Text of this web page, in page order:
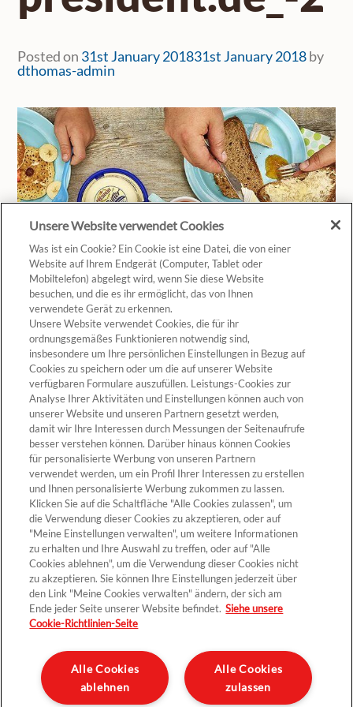
Posted on 31st January 201831st January 2018by
dthomas-admin
Cookie-Einstellungen
Kontakt >
Datenschutz
Impressum und rechtliche Hinweise
Sitemap
Unsere Website verwendet Cookies
Was ist ein Cookie? Ein Cookie ist eine Datei, die von einer
Website auf Ihrem Endgerät (Computer, Tablet oder
Mobiltelefon) abgelegt wird, wenn Sie diese Website
besuchen, und die es ihr ermöglicht, das von Ihnen
verwendete Gerät zu erkennen.
Unsere Website verwendet Cookies, die für ihr
ordnungsgemäßes Funktionieren notwendig sind,
insbesondere um Ihre persönlichen Einstellungen in Bezug auf
Cookies zu speichern oder um die auf unserer Website
verfügbaren Formulare auszufüllen. Leistungs-Cookies zur
Analyse Ihrer Aktivitäten und Einstellungen können auch von
unserer Website und unseren Partnern gesetzt werden,
damit wir Ihre Interessen durch Messungen der Seitenaufrufe
besser verstehen können. Darüber hinaus können Cookies
für personalisierte Werbung von unseren Partnern
verwendet werden, um ein Profil Ihrer Interessen zu erstellen
und Ihnen personalisierte Werbung zukommen zu lassen.
Klicken Sie auf die Schaltfläche "Alle Cookies zulassen", um
die Verwendung dieser Cookies zu akzeptieren, oder auf
"Meine Einstellungen verwalten", um weitere Informationen
zu erhalten und Ihre Auswahl zu treffen, oder auf "Alle
Cookies ablehnen", um die Verwendung dieser Cookies nicht
zu akzeptieren. Sie können Ihre Einstellungen jederzeit über
den Link "Meine Cookies verwalten" ändern, der sich am
Ende jeder Seite unserer Website befindet. Siehe unsere
Cookie-Richtlinien-Seite
Alle Cookies
zulassen
Alle Cookies
ablehnen